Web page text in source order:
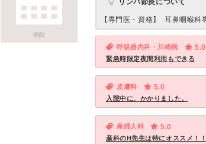
病院
リンパ節炎について
【専門医・資格】 耳鼻咽喉科
呼吸器内科・川崎病 5.0
緊急時限定夜間利用もできる
皮膚科 5.0
入院中に、かかりました。
産婦人科 5.0
産科のH先生は特にオススメ！！